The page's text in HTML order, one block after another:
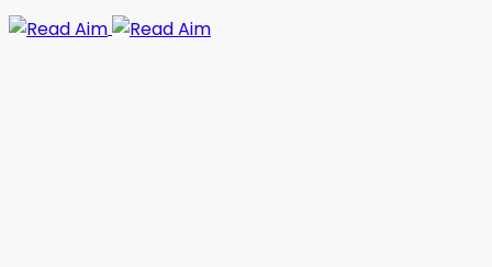
Read Aim